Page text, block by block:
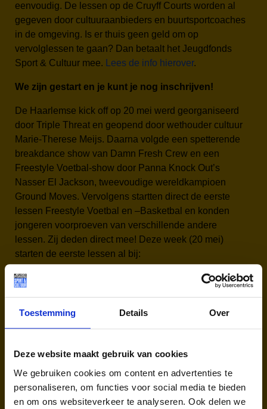
Toestemming Details Over
Deze website maakt gebruik van cookies
We gebruiken cookies om content en advertenties te
personaliseren, om functies voor social media te bieden
en om ons websiteverkeer te analyseren. Ook delen we
eenvoudig. De lessen op de Cruyff Courts worden al
gegeven door cultuuraanbieders en buurtsportcoaches
in de omgeving. Is er thuis geen geld om op
vervolglessen te gaan? Dan betaalt het Jeugdfonds
Sport & Cultuur mee.
Lees de info hierover.
We zijn gestart en je kunt je nog inschrijven!
De Haarlemse kick off op 20 mei werd georganiseerd
door Triple Threat en geopend door wethouder cultuur
Marie-Therese Meijs. Daarna volgde een spetterende
breakdance show van Damn Fresh Crew en een
Freestyle Voetbal-show door Panna Knock Out’s
Nasser El Jackson, tweevoudige wereldkampioen
Ground Moves. Vervolgens startten direct de eerste
lessen Freestyle Voetbal en –Basketbal en konden
jongeren voorproeven van verschillende andere
lessen. Zij deden direct mee! Deze week (20 mei)
starten de eerste lessen al bij:
Cruyff Court Parkwijk, aan de Leonard
Basketbal
Djembé
woensdag om 15.00u Fotografie
vrijdag om 15.00u Graffiti